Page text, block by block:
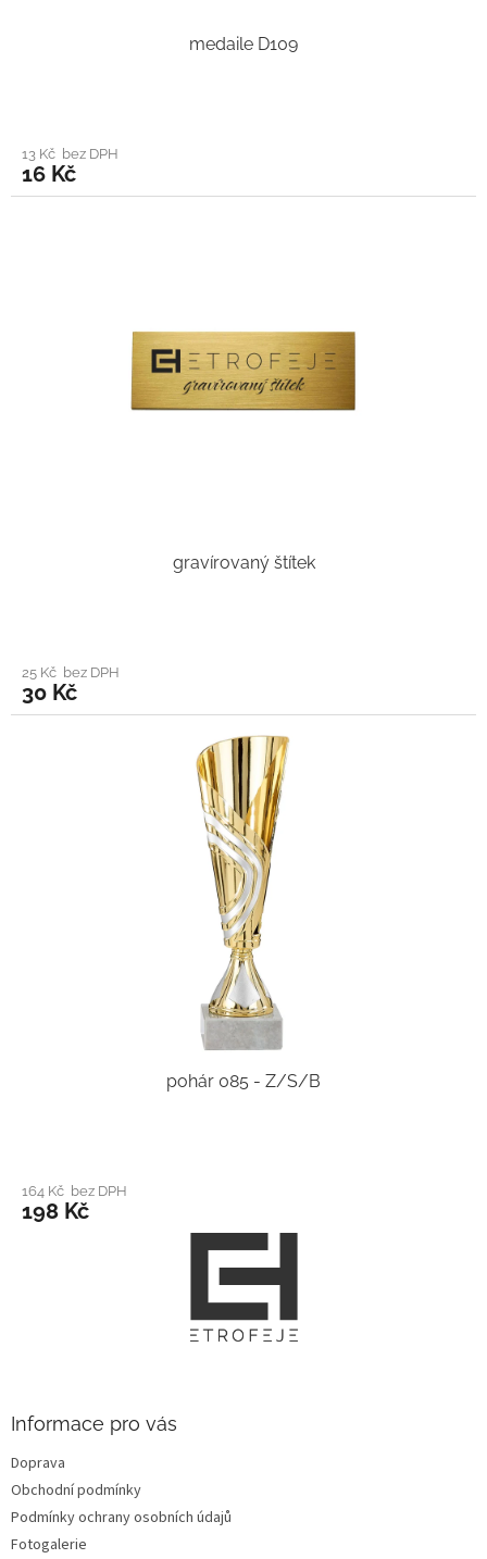
medaile D109
13 Kč bez DPH
16 Kč
gravírovaný štítek
25 Kč bez DPH
30 Kč
pohár 085 - Z/S/B
164 Kč bez DPH
198 Kč
Informace pro vás
Doprava
Obchodní podmínky
Podmínky ochrany osobních údajů
Fotogalerie